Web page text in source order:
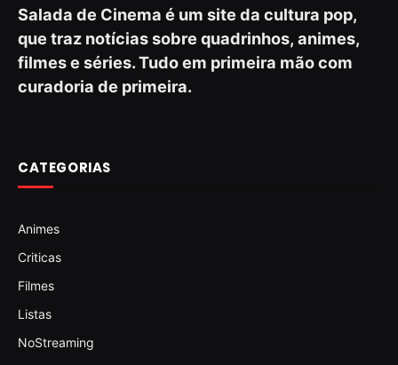
Salada de Cinema é um site da cultura pop,
que traz notícias sobre quadrinhos, animes,
filmes e séries. Tudo em primeira mão com
curadoria de primeira.
CATEGORIAS
Animes
Criticas
Filmes
Listas
NoStreaming